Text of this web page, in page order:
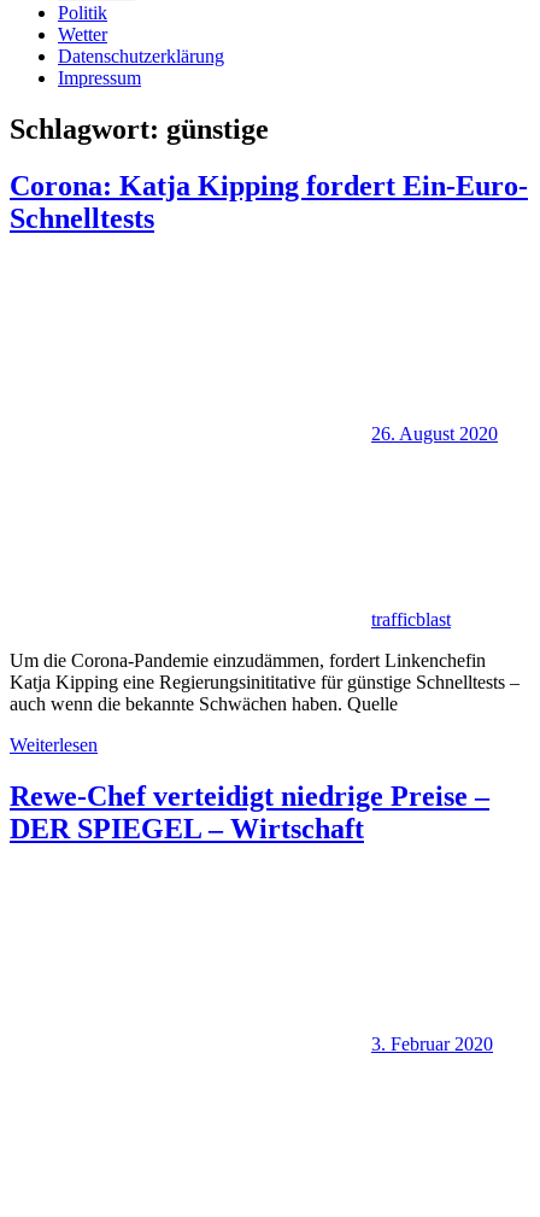
Politik
Wetter
Datenschutzerklärung
Impressum
Schlagwort: günstige
Corona: Katja Kipping fordert Ein-Euro-
Schnelltests
26. August 2020
trafficblast
Um die Corona-Pandemie einzudämmen, fordert Linkenchefin
Katja Kipping eine Regierungsinititative für günstige Schnelltests –
auch wenn die bekannte Schwächen haben. Quelle
Weiterlesen
Rewe-Chef verteidigt niedrige Preise –
DER SPIEGEL – Wirtschaft
3. Februar 2020